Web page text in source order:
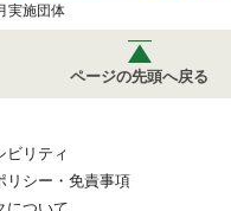
実施団体
ページの先頭へ戻る
ビリティ
リシー・免責事項
について